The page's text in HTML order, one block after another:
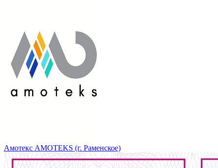
Амотекс AMOTEKS (г. Раменское)